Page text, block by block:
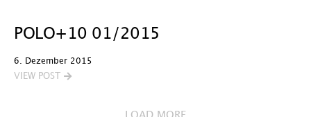
POLO+10 01/2015
6. Dezember 2015
VIEW POST